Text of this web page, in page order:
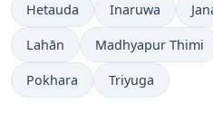
Hetauda Inaruwa
Lahān Madhyapur Thimi
Pokhara Triyuga